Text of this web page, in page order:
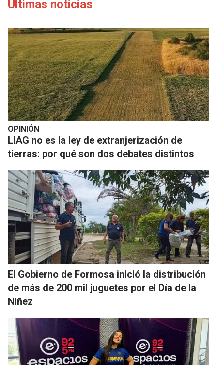
Últimas noticias
OPINIÓN
LIAG no es la ley de extranjerización de
tierras: por qué son dos debates distintos
El Gobierno de Formosa inició la distribución
de más de 200 mil juguetes por el Día de la
Niñez